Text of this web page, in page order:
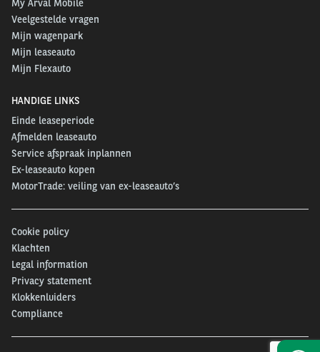
My Arval Mobile
Veelgestelde vragen
Mijn wagenpark
Mijn leaseauto
Mijn Flexauto
HANDIGE LINKS
Einde leaseperiode
Afmelden leaseauto
Service afspraak inplannen
Ex-leaseauto kopen
MotorTrade: veiling van ex-leaseauto’s
Cookie policy
Klachten
Legal information
Privacy statement
Klokkenluiders
Compliance